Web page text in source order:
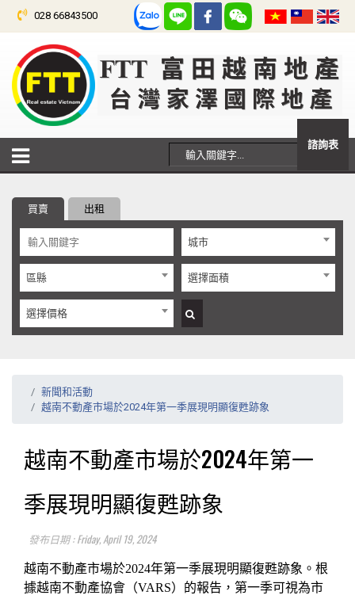
028 66843500
買賣 出租
城市
區縣 選擇面積
選擇價格
新聞和活動
越南不動產市場於2024年第一季展現明顯復甦跡象
越南不動產市場於2024年第一
季展現明顯復甦跡象
發布日期 : Friday, April 19, 2024
越南不動產市場於2024年第一季展現明顯復甦跡象。根
據越南不動產協會（VARS）的報告，第一季可視為市
諮詢表